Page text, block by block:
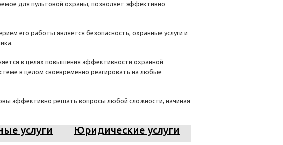
для пультовой охраны, позволяет эффективно
его работы является безопасность, охранные услуги и
в целях повышения эффективности охранной
в целом своевременно реагировать на любые
эффективно решать вопросы любой сложности, начиная
услуги Юридические услуги